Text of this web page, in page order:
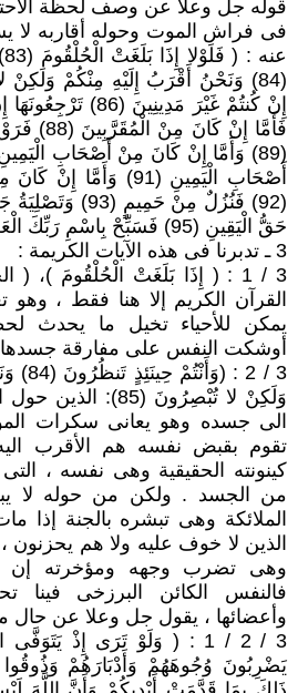
قوله جل وعلا عن وصف لحظة
فى فراش الموت وحوله أقاربه لا
فَأَمَّا إِنْ
أَصْحَابِ الْيَمِينِ (91)
حَقُّ الْيَقِينِ (95) فَسَبِّحْ بِاسْمِ رَبِّكَ الْعَظِيمِ (96) الواقعة ).
3 ـ تدبرنا فى هذه الآيات الكريمة :
3 / 1 : ( إِذَا بَلَغَتْ الْحُلْقُومَ )،
القرآن الكريم إلا هنا فقط ، وهو
يمكن للأحياء تخيل ما يحدث
أوشكت النفس على مفارقة
3 / 2 :
وَلَكِنْ لا تُبْصِرُونَ
الى جسده وهو يعانى سكرات
تقوم بقبض نفسه هم الأقرب
كينونته الحقيقية وهى نفسه ،
من الجسد . ولكن من حوله لا
الملائكة وهى تبشره بالجنة إذا
الذين لا خوف عليه ولا هم يحزنون
وهى تضرب وجهه ومؤخرته إن
فالنفس الكائن البرزخى فينا
وأعضائها ، يقول جل وعلا عن حال
3 / 2 / 1 : ( وَلَوْ تَرَى إِذْ